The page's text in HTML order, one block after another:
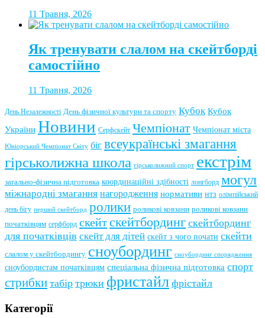
11 Травня, 2026
Як тренувати слалом на скейтборді
самостійно
11 Травня, 2026
День Незалежності День фізичної культури та спорту Кубок Кубок
України Новини Серфскейт Чемпіонат Чемпіонат міста
Юніорський Чемпіонат Світу біг всеукраїнські змагання
гірськолижна школа гірськолижний спорт екстрім
загально-фізична підготовка координаційні здібності лонгборд могул
міжнародні змагання нагородження нормативи нтз олімпійський
день бігу перший скейтборд ролики роликові ковзани роликові ковзани
початківцям серфборд скейтскейтбординг скейтбординг
для початківців скейт для дітей скейт з чого почати скейти
слалом у скейтбордингу сноубординг сноубординг спорядження
сноубордистам початківцям спеціальна фізична підготовка спорт
стрибки табір трюки фристайл фрістайл
Категорії